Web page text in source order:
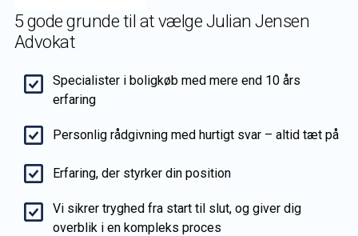
5 gode grunde til at vælge Julian Jensen
Advokat
Specialister i boligkøb med mere end 10 års
erfaring
Personlig rådgivning med hurtigt svar – altid tæt på
Erfaring, der styrker din position
Vi sikrer tryghed fra start til slut, og giver dig
overblik i en kompleks proces